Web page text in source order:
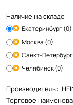
Наличие на складе:
Екатеринбург (0)
Москва (0)
Санкт-
Челябинск (0)
Производитель:
Торговое